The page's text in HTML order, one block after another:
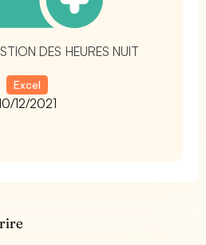
DES HEURES NUIT
Excel
12/2021